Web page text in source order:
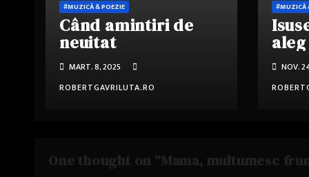
#MUZICĂ & POEZIE
Când amintiri de
neuitat
MART. 8, 2025
ROBERTGAVRILUTA.RO
#MUZICĂ
NOV.
One thought on “Mama, multumesc